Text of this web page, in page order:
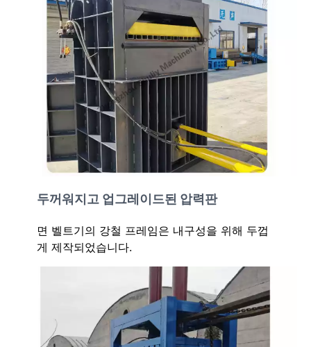
두꺼워지고 업그레이드된 압력판
면 벨트기의 강철 프레임은 내구성을 위해 두껍
게 제작되었습니다.